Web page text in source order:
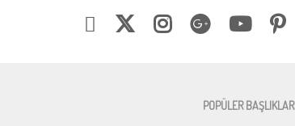
POPÜLER BAŞLIKLAR